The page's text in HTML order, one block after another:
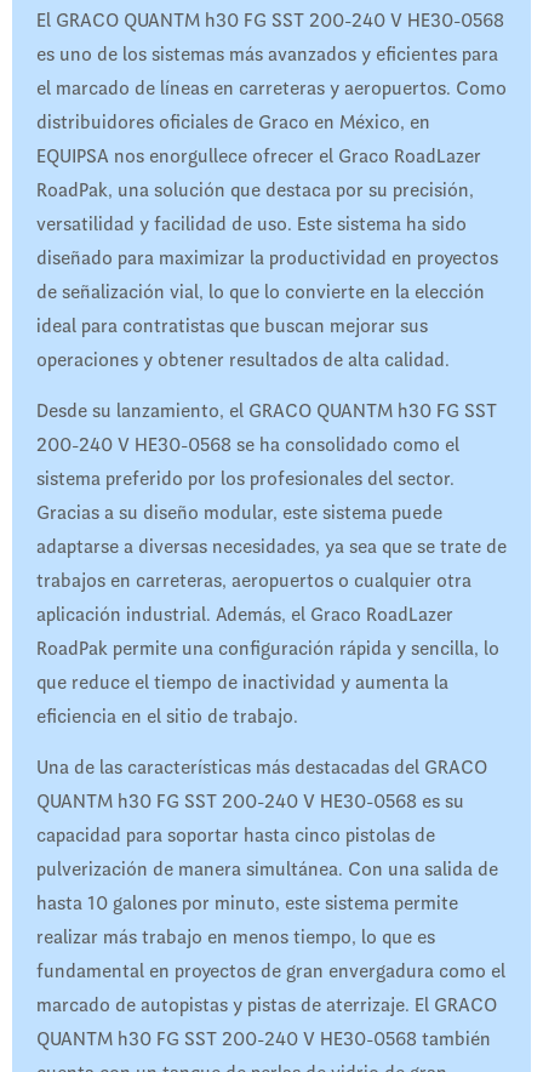
El GRACO QUANTM h30 FG SST 200-240 V HE30-0568
es uno de los sistemas más avanzados y eficientes para
el marcado de líneas en carreteras y aeropuertos. Como
distribuidores oficiales de Graco en México, en
EQUIPSA nos enorgullece ofrecer el Graco RoadLazer
RoadPak, una solución que destaca por su precisión,
versatilidad y facilidad de uso. Este sistema ha sido
diseñado para maximizar la productividad en proyectos
de señalización vial, lo que lo convierte en la elección
ideal para contratistas que buscan mejorar sus
operaciones y obtener resultados de alta calidad.
Desde su lanzamiento, el GRACO QUANTM h30 FG SST
200-240 V HE30-0568 se ha consolidado como el
sistema preferido por los profesionales del sector.
Gracias a su diseño modular, este sistema puede
adaptarse a diversas necesidades, ya sea que se trate de
trabajos en carreteras, aeropuertos o cualquier otra
aplicación industrial. Además, el Graco RoadLazer
RoadPak permite una configuración rápida y sencilla, lo
que reduce el tiempo de inactividad y aumenta la
eficiencia en el sitio de trabajo.
Una de las características más destacadas del GRACO
QUANTM h30 FG SST 200-240 V HE30-0568 es su
capacidad para soportar hasta cinco pistolas de
pulverización de manera simultánea. Con una salida de
hasta 10 galones por minuto, este sistema permite
realizar más trabajo en menos tiempo, lo que es
fundamental en proyectos de gran envergadura como el
marcado de autopistas y pistas de aterrizaje. El GRACO
QUANTM h30 FG SST 200-240 V HE30-0568 también